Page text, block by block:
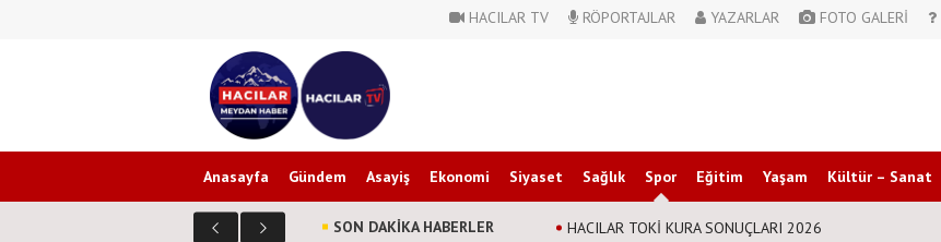
HACILAR TV RÖPORTAJLAR YAZARLAR FOTO GALERİ
Anasayfa Gündem Asayiş Ekonomi Siyaset Sağlık Spor Eğitim Yaşam Kültür – Sanat
SON DAKİKA HABERLER HACILAR TOKİ KURA SONUÇLARI 2026